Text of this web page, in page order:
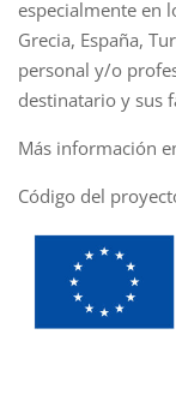
especialmente en
Grecia, España,
personal y/o
destinatario y sus
Más información
Código del